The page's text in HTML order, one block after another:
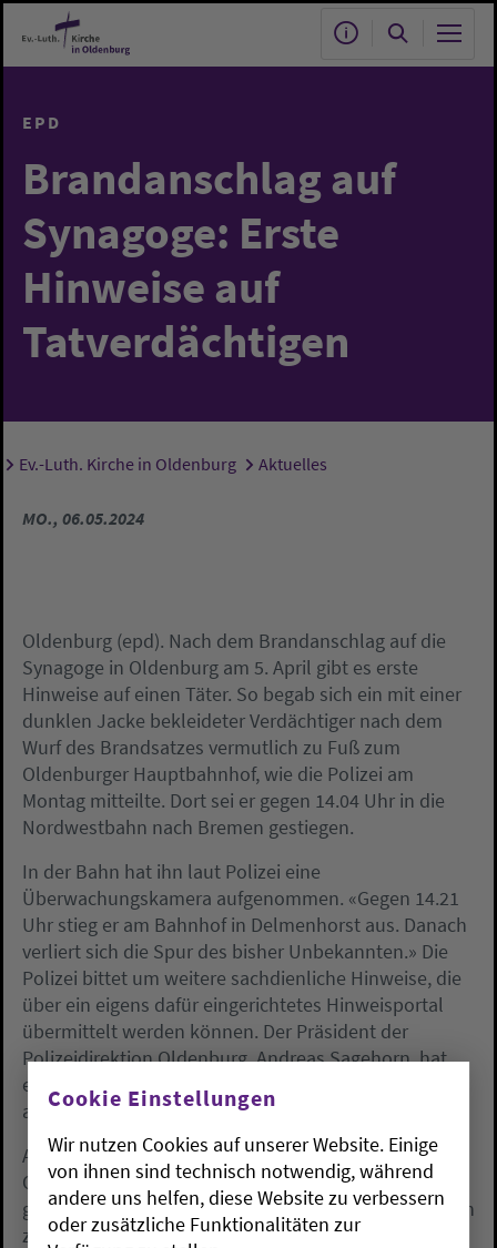
Zum Hauptinhalt springen
EPD
Brandanschlag auf
Synagoge: Erste
Hinweise auf
Tatverdächtigen
Sie sind hier:
Ev.-Luth. Kirche in Oldenburg Aktuelles
MO., 06.05.2024
Oldenburg (epd). Nach dem Brandanschlag auf die
Synagoge in Oldenburg am 5. April gibt es erste
Hinweise auf einen Täter. So begab sich ein mit einer
dunklen Jacke bekleideter Verdächtiger nach dem
Wurf des Brandsatzes vermutlich zu Fuß zum
Oldenburger Hauptbahnhof, wie die Polizei am
Montag mitteilte. Dort sei er gegen 14.04 Uhr in die
Nordwestbahn nach Bremen gestiegen.
In der Bahn hat ihn laut Polizei eine
Überwachungskamera aufgenommen. «Gegen 14.21
Uhr stieg er am Bahnhof in Delmenhorst aus. Danach
verliert sich die Spur des bisher Unbekannten.» Die
Polizei bittet um weitere sachdienliche Hinweise, die
über ein eigens dafür eingerichtetes Hinweisportal
übermittelt werden können. Der Präsident der
Polizeidirektion Oldenburg, Andreas Sagehorn, hat
eine Belohnung in Höhe von 5.000 Euro für Hinweise
ausgesetzt, die zur Tataufklärung führen.
Am 5. April war ein Brandsatz auf die Tür der
Oldenburger Synagoge in der Leo-Trepp-Straße
geworfen worden. Dank des schnellen Eingreifens von
zwei Hausmeistern einer benachbarten Einrichtung
Cookie Einstellungen
Wir nutzen Cookies auf unserer Website. Einige
von ihnen sind technisch notwendig, während
andere uns helfen, diese Website zu verbessern
oder zusätzliche Funktionalitäten zur